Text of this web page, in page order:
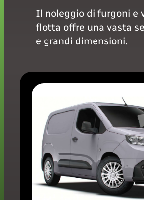
Il noleggio di furgoni e
flotta offre una vasta
e grandi dimensioni.